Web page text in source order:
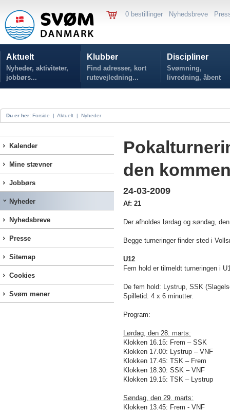
0 bestillinger Nyhedsbreve
Aktuelt
Nyheder, aktiviteter,
jobbørs...
Klubber
Find adresser, kort
rutevejledning...
Discipliner
Svømning,
livredning, åbent
vand...
Du er her: Forside | Aktuelt | Nyheder
Kalender
Mine stævner
Jobbørs
Nyheder
Nyhedsbreve
Presse
Sitemap
Cookies
Svøm mener
den
24-03-2009
Af: 21
Der afholdes lørdag og søndag,
Begge turneringer finder sted i
U12
Fem hold er tilmeldt turneringen i
De fem hold: Lystrup, SSK
Spilletid: 4 x 6 minutter.
Program:
Lørdag, den 28. marts:
Klokken 16.15: Frem – SSK
Klokken 17.00: Lystrup – VNF
Klokken 17.45: TSK – Frem
Klokken 18.30: SSK – VNF
Klokken 19.15: TSK – Lystrup
Søndag, den 29. marts:
Klokken 13.45: Frem - VNF